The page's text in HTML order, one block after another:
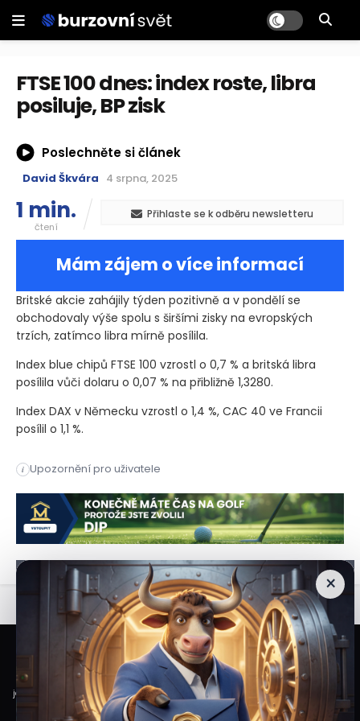
FTSE 100 dnes: index roste, libra
posiluje, BP zisk
Poslechněte si článek
David Škvára 4 srpna, 2025
1 min.
čtení
Přihlaste se k odběru newsletteru
Mám zájem o více informací
Britské akcie zahájily týden pozitivně a v pondělí se
obchodovaly výše spolu s širšími zisky na evropských
trzích, zatímco libra mírně posílila.
Index blue chipů FTSE 100 vzrostl o 0,7 % a britská libra
posílila vůči dolaru o 0,07 % na přibližně 1,3280.
Index DAX v Německu vzrostl o 1,4 %, CAC 40 ve Francii
posílil o 1,1 %.
i Upozornění pro uživatele
Britské akcie zahájily týden pozitivně a v pondělí se
×
Veškeré informace a materiály zveřejněné na internetových stránkách
Burzovního Světa vycházejí z veřejně dostupných a důvěryhodných zdrojů. Při
jejich zpracování je postupováno s odbornou péčí a cílem poskytovat čtenářům
objektivní, aktuální a srozumitelné informace. Obsah internetových stránek